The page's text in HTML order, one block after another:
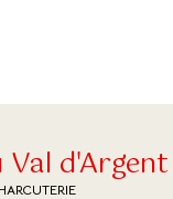
d'Argent